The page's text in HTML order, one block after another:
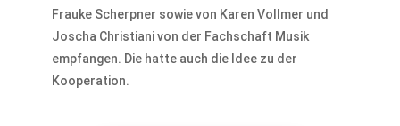
Frauke Scherpner sowie von Karen Vollmer und
Joscha Christiani von der Fachschaft Musik
empfangen. Die hatte auch die Idee zu der
Kooperation.